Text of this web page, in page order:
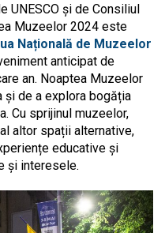
UNESCO și de Consiliul
Muzeelor 2024 este
Națională de Muzeelor
anticipat de
an. Noaptea Muzeelor
și de a explora bogăția
Cu sprijinul muzeelor,
altor spații alternative,
educative și
și interesele.